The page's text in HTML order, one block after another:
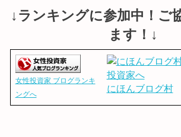
↓ランキングに参加中！ご
ます！↓
女性投資家 ブログランキ
ングへ
にほんブログ村